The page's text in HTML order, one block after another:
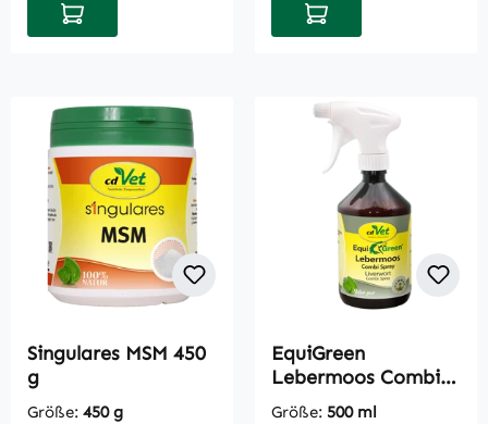
In den Warenkorb In den Warenkorb
Singulares MSM 450
g
Größe: 450 g
EquiGreen
Lebermoos Combi
Spray 500 ml
Größe: 500 ml